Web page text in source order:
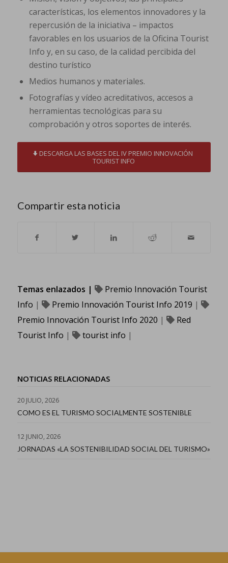
características, los elementos innovadores y la
repercusión de la iniciativa – impactos
favorables en los usuarios de la Oficina Tourist
Info y, en su caso, de la calidad percibida del
destino turístico
Medios humanos y materiales.
Fotografías y vídeo acreditativos, accesos a
herramientas tecnológicas para su
comprobación y otros soportes de interés.
DESCARGA LAS BASES DEL IV PREMIO INNOVACIÓN
TOURIST INFO
Compartir esta noticia
Temas enlazados |
Premio Innovación Tourist
Info | Premio Innovación Tourist Info 2019 |
Premio Innovación Tourist Info 2020 |
Red
Tourist Info | tourist info |
NOTICIAS RELACIONADAS
20 JULIO, 2026
COMO ES EL TURISMO SOCIALMENTE SOSTENIBLE
12 JUNIO, 2026
JORNADAS «LA SOSTENIBILIDAD SOCIAL DEL TURISMO»